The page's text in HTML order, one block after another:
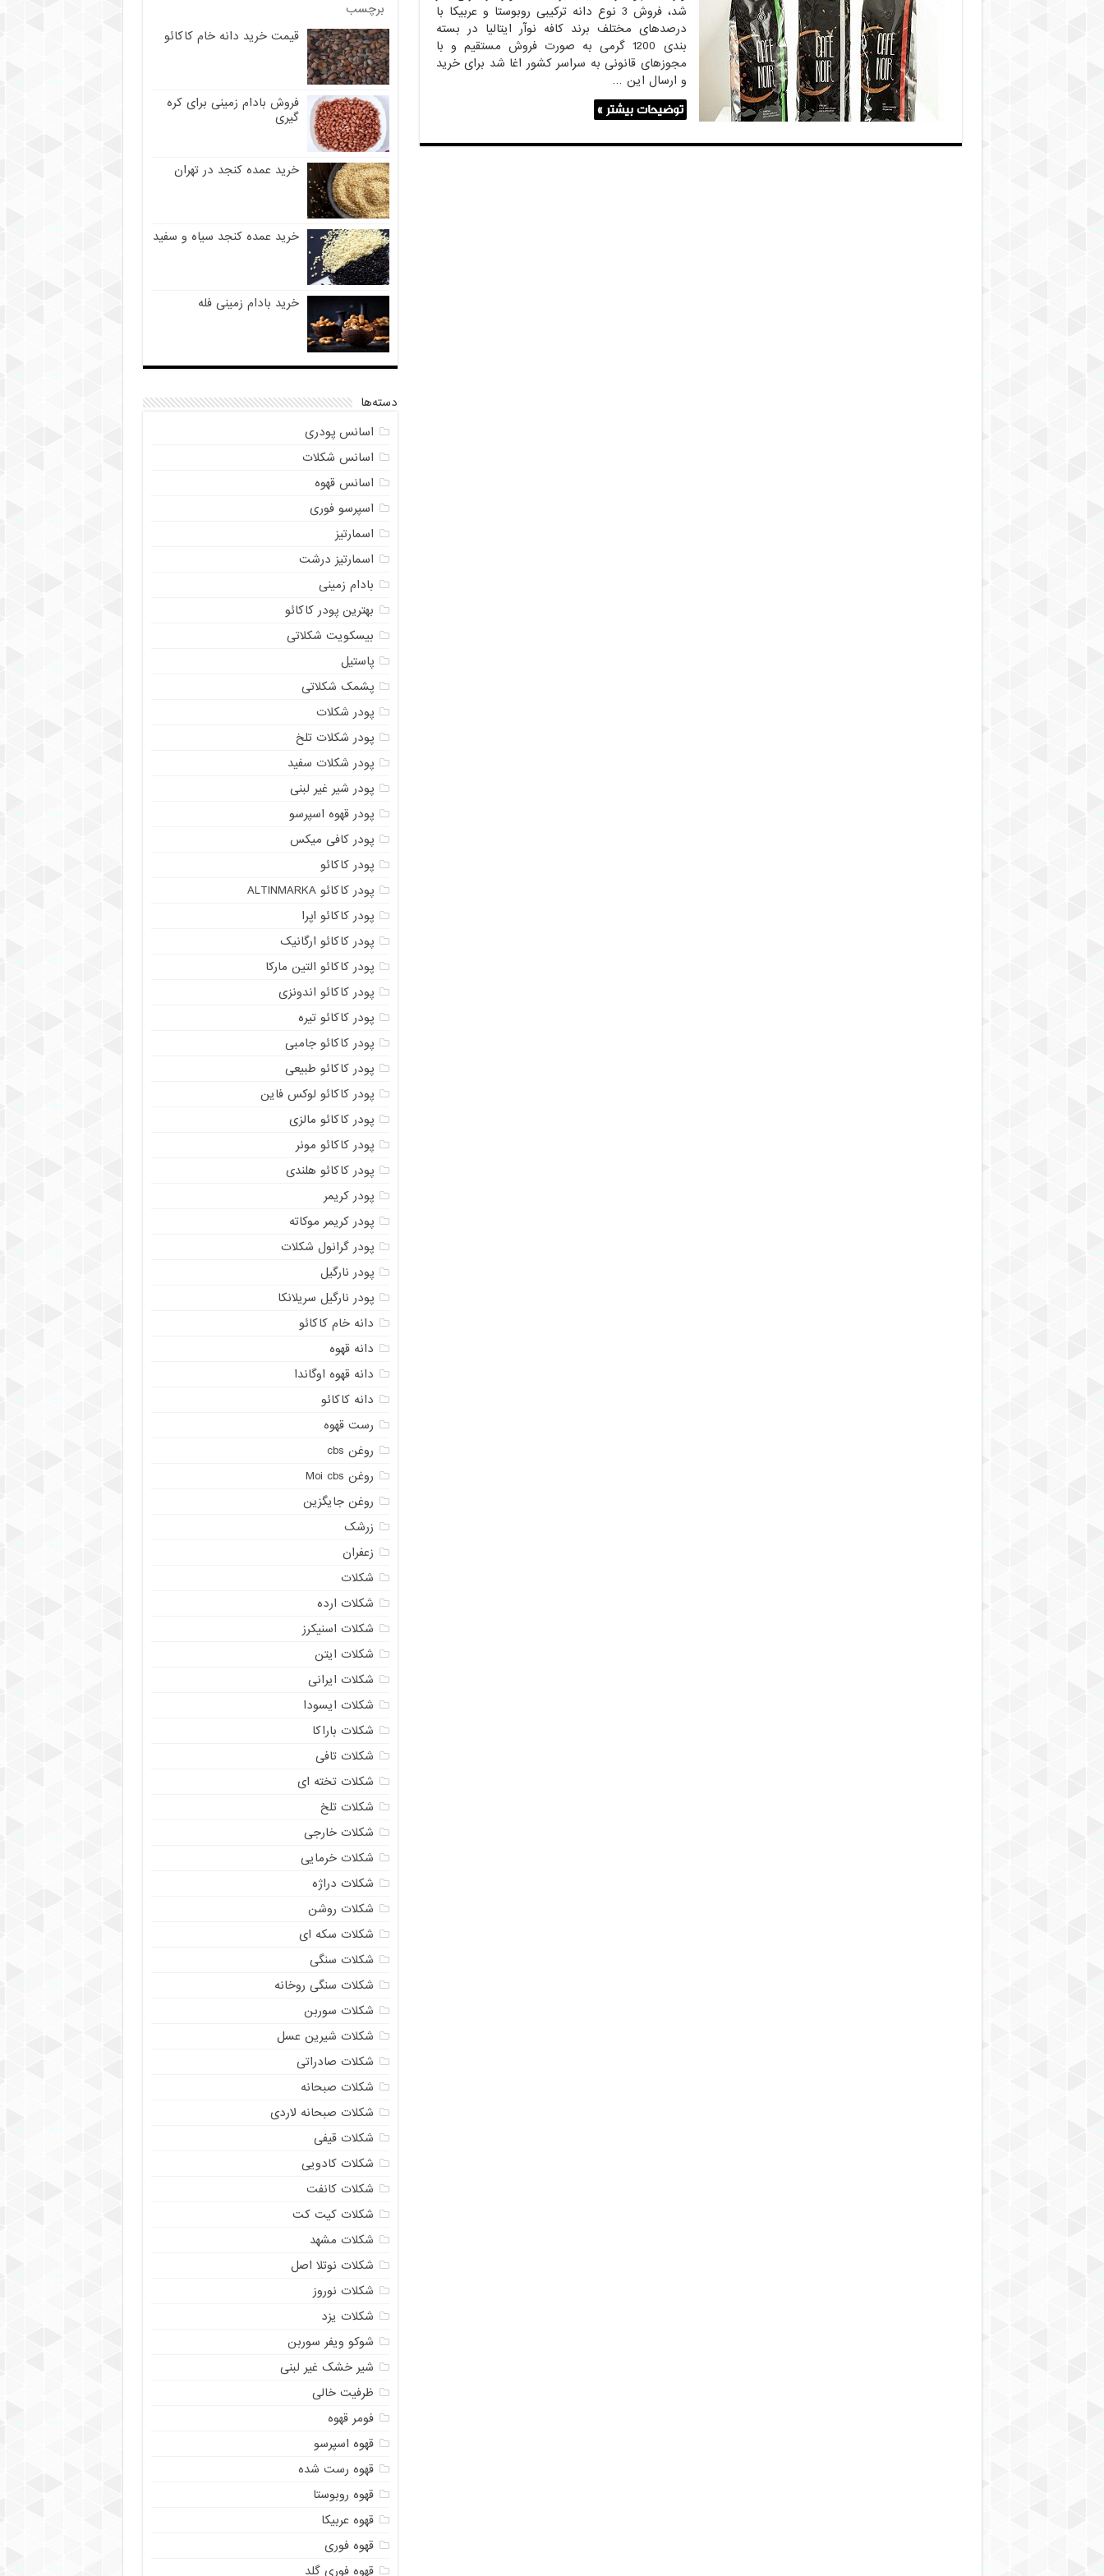
از
ایتالیا
با
برند
کافه
نوآر
شد، فروش 3 نوع دانه ترکیبی روبوستا و عربیکا با
درصدهای مختلف برند کافه نوآر ایتالیا در بسته
بندی 1200 گرمی به صورت فروش مستقیم و با
مجوزهای قانونی به سراسر کشور اغا شد برای خرید
و ارسال این …
توضیحات بیشتر »
برچسب
قیمت خرید دانه خام کاکائو
فروش بادام زمینی برای کره
گیری
خرید عمده کنجد در تهران
خرید عمده کنجد سیاه و سفید
خرید بادام زمینی فله
دسته‌ها
اسانس پودری
اسانس شکلات
اسانس قهوه
اسپرسو فوری
اسمارتیز
اسمارتیز درشت
بادام زمینی
بهترین پودر کاکائو
بیسکویت شکلاتی
پاستیل
پشمک شکلاتی
پودر شکلات
پودر شکلات تلخ
پودر شکلات سفید
پودر شیر غیر لبنی
پودر قهوه اسپرسو
پودر کافی میکس
پودر کاکائو
پودر کاکائو ALTINMARKA
پودر کاکائو اپرا
پودر کاکائو ارگانیک
پودر کاکائو التین مارکا
پودر کاکائو اندونزی
پودر کاکائو تیره
پودر کاکائو جامبی
پودر کاکائو طبیعی
پودر کاکائو لوکس فاین
پودر کاکائو مالزی
پودر کاکائو مونر
پودر کاکائو هلندی
پودر کریمر
پودر کریمر موکاته
پودر گرانول شکلات
پودر نارگیل
پودر نارگیل سریلانکا
دانه خام کاکائو
دانه قهوه
دانه قهوه اوگاندا
دانه کاکائو
رست قهوه
روغن cbs
روغن Moi cbs
روغن جایگزین
زرشک
زعفران
شکلات
شکلات ارده
شکلات اسنیکرز
شکلات ایتن
شکلات ایرانی
شکلات ایسودا
شکلات باراکا
شکلات تافی
شکلات تخته ای
شکلات تلخ
شکلات خارجی
شکلات خرمایی
شکلات دراژه
شکلات روشن
شکلات سکه ای
شکلات سنگی
شکلات سنگی روخانه
شکلات سوربن
شکلات شیرین عسل
شکلات صادراتی
شکلات صبحانه
شکلات صبحانه لاردی
شکلات قیفی
شکلات کادویی
شکلات کانفت
شکلات کیت کت
شکلات مشهد
شکلات نوتلا اصل
شکلات نوروز
شکلات یزد
شوکو ویفر سوربن
شیر خشک غیر لبنی
ظرفیت خالی
فومر قهوه
قهوه اسپرسو
قهوه رست شده
قهوه روبوستا
قهوه عربیکا
قهوه فوری
قهوه فوری گلد